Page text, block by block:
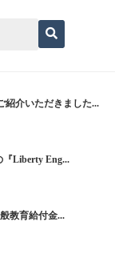
紹介いただきました...
『Liberty Eng...
教育給付金...